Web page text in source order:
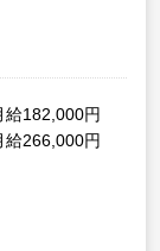
給182,000円
給266,000円